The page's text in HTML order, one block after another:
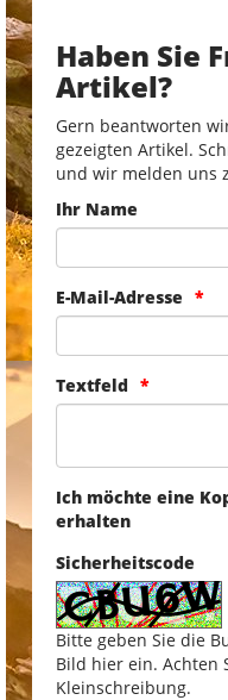
Haben Sie
Artikel?
Gern beantworten
gezeigten Artikel.
und wir melden uns
Ihr Name
E-Mail-Adresse
Textfeld
Ich möchte eine
erhalten
Sicherheitscode
Bitte geben Sie die
Bild hier ein. Achten
Kleinschreibung.